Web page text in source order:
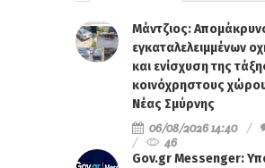
Μάντζιος:
εγκαταλελειμμένων
και ενίσχυση της
κοινόχρηστους
Νέας Σμύρνης
06/08/2026 14:40
46
Gov.gr Messenger: